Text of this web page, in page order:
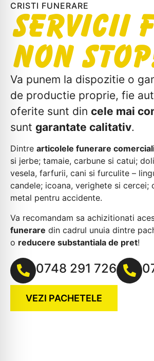
CRISTI FUNERARE
Servicii
Non
Va punem la dispozitie o
de productie proprie, fie
oferite sunt din cele mai
sunt garantate calitativ.
Dintre articolele funerare
si jerbe; tamaie, carbune si catui;
vesela, farfurii, cani si furculite –
candele; icoana, verighete si
metal pentru accidente.
Va recomandam sa achizitionati
funerare din cadrul unuia dintre
o reducere substantiala de pret!
0748 291 726
VEZI PACHETELE